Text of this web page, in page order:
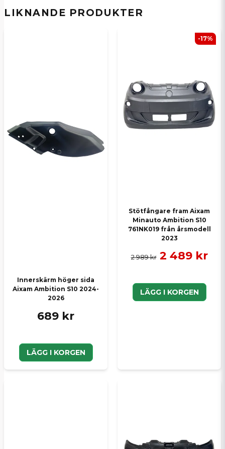
LIKNANDE PRODUKTER
Innerskärm höger sida
Aixam Ambition S10 2024-
2026
689 kr
LÄGG I KORGEN
Stötfångare fram Aixam
Minauto Ambition S10
761NK019 från årsmodell
2023
2 989 kr 2 489 kr
LÄGG I KORGEN
-17%
Ja, ni kan publicera min fråga